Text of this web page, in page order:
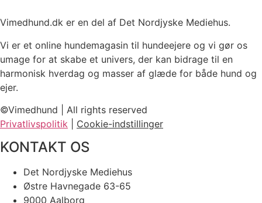
Vimedhund.dk er en del af Det Nordjyske Mediehus.
Vi er et online hundemagasin til hundeejere og vi gør os
umage for at skabe et univers, der kan bidrage til en
harmonisk hverdag og masser af glæde for både hund og
ejer.
©Vimedhund | All rights reserved
Privatlivspolitik
Cookie-indstillinger
KONTAKT OS
Det Nordjyske Mediehus
Østre Havnegade 63-65
9000 Aalborg